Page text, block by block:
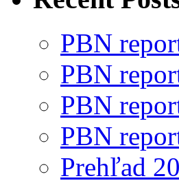
PBN
PBN
PBN
PBN
Prehľad